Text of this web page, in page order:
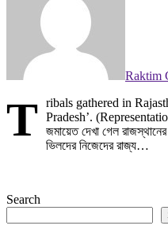
Raktim
T ribals gathered in
Pradesh’.
জমায়েত দেখা গেল
ভিলদের নিজেদের রাজ্য…
Search